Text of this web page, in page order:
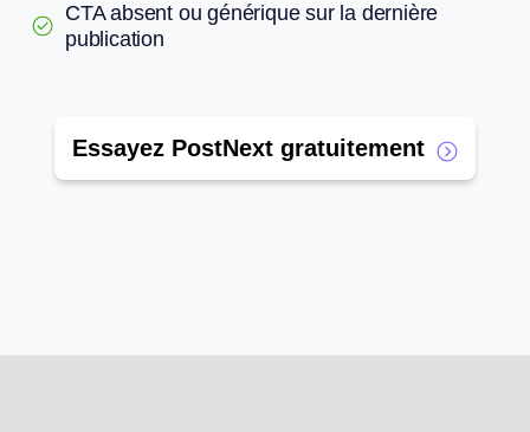
CTA absent ou générique sur la dernière
publication
Essayez PostNext gratuitement